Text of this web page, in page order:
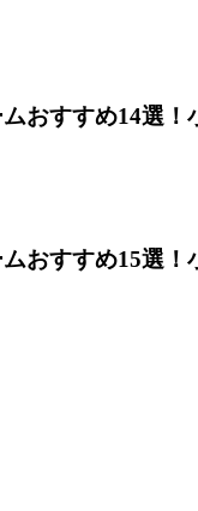
ムおすすめ14選
ムおすすめ15選